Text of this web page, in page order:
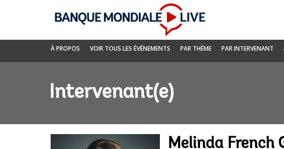
Navigation
Banque
mondiale
À PROPOS VOIR TOUS LES ÉVÉNEMENTS PAR THÈME PAR INTERVENANT
Intervenant(e)
Melinda French